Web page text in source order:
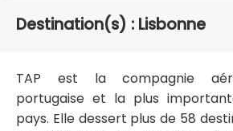
Destination(s) : Lisbonne
TAP est la compagnie
portugaise et la plus
pays. Elle dessert plus de 58